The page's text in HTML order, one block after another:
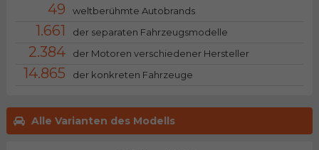
Alle Varianten des Modells
49 weltberühmte Autobrands
1.661 der separaten Fahrzeugsmodelle
2.384 der Motoren verschiedener Hersteller
14.865 der konkreten Fahrzeuge